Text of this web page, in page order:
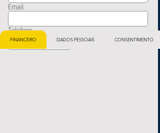
Email
Telefone
FINANCEIRO DADOS PESSOAIS CONSENTIMENTO